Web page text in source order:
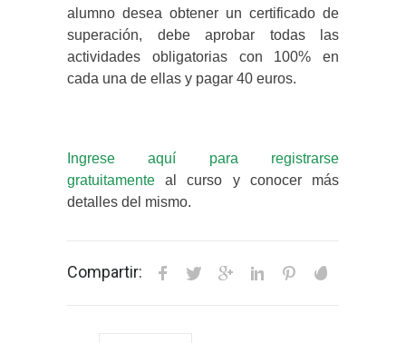
alumno desea obtener un certificado de
superación, debe aprobar todas las
actividades obligatorias con 100% en
cada una de ellas y pagar 40 euros.
Ingrese aquí para registrarse
gratuitamente al curso y conocer más
detalles del mismo.
Compartir: